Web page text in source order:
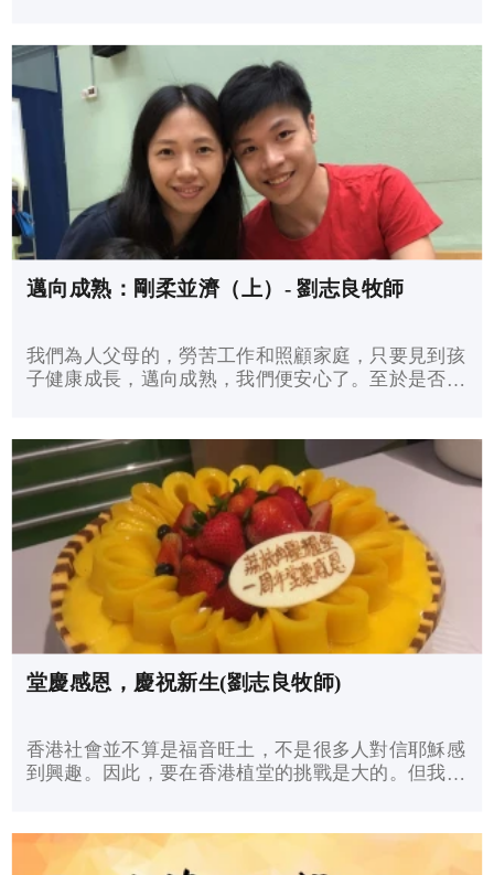
邁向成熟：剛柔並濟（上）- 劉志良牧師
我們為人父母的，勞苦工作和照顧家庭，只要見到孩
子健康成長，邁向成熟，我們便安心了。至於是否期
地催谷，他們都不忍心自己的孩子每天受這樣的煎
熬，更怕他們會因受不住而情緒困擾，做出傻事，那
就後悔莫及了。然而我們當如何培養孩子邁向成熟，
他們才會健康成長呢？
堂慶感恩，慶祝新生(劉志良牧師)
香港社會並不算是福音旺土，不是很多人對信耶穌感
到興趣。因此，要在香港植堂的挑戰是大的。但我們
的大能。